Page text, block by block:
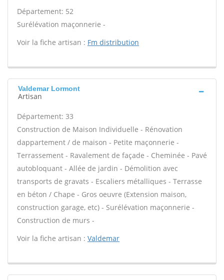
Département: 52
Surélévation maçonnerie -
Voir la fiche artisan : Fm distribution
Valdemar Lormont
Artisan
Département: 33
Construction de Maison Individuelle - Rénovation
dappartement / de maison - Petite maçonnerie -
Terrassement - Ravalement de façade - Cheminée - Pavé
autobloquant - Allée de jardin - Démolition avec
transports de gravats - Escaliers métalliques - Terrasse
en béton / Chape - Gros oeuvre (Extension maison,
construction garage, etc) - Surélévation maçonnerie -
Construction de murs -
Voir la fiche artisan : Valdemar